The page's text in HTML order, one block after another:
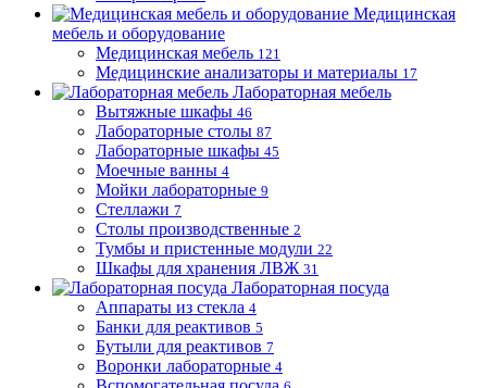
Медицинская
мебель и оборудование
Медицинская мебель 121
Медицинские анализаторы и материалы 17
Лабораторная мебель
Вытяжные шкафы 46
Лабораторные столы 87
Лабораторные шкафы 45
Моечные ванны 4
Мойки лабораторные 9
Стеллажи 7
Столы производственные 2
Тумбы и пристенные модули 22
Шкафы для хранения ЛВЖ 31
Лабораторная посуда
Аппараты из стекла 4
Банки для реактивов 5
Бутыли для реактивов 7
Воронки лабораторные 4